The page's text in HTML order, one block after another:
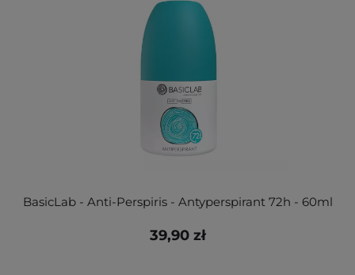
BasicLab - Anti-Perspiris - Antyperspirant 72h - 60ml
39,90 zł